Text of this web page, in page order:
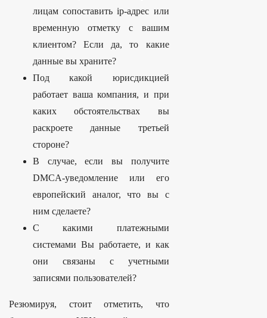
лицам сопоставить ip-адрес или
временную отметку с вашим
клиентом? Если да, то какие
данные вы храните?
Под какой юрисдикцией
работает ваша компания, и при
каких обстоятельствах вы
раскроете данные третьей
стороне?
В случае, если вы получите
DMCA-уведомление или его
европейский аналог, что вы с
ним сделаете?
С какими платежными
системами Вы работаете, и как
они связаны с учетными
записями пользователей?
Резюмируя, стоит отметить, что